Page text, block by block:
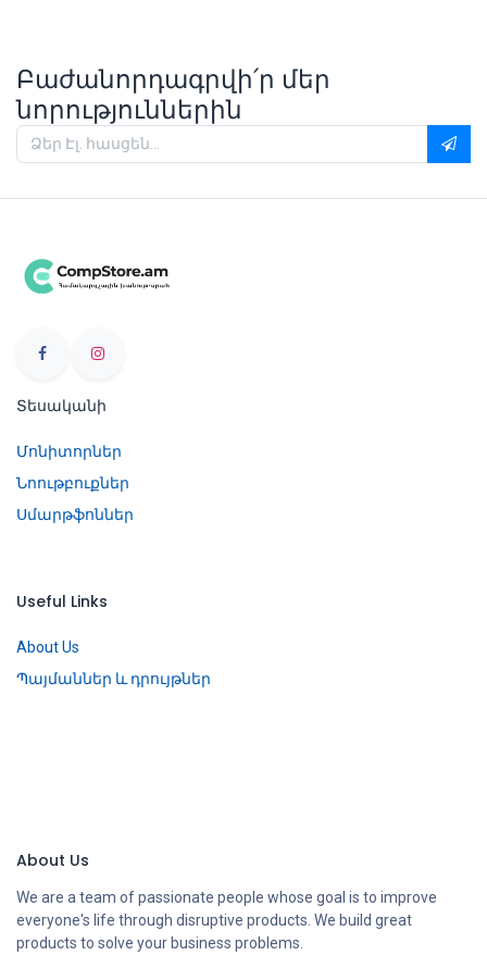
Բաժանորդագրվի՛ր մեր
նորություններին
Տեսականի
Մոնիտորներ
Նոութբուքներ
Սմարթֆոններ
Useful Links
About Us
Պայմաններ և դրույթներ
About Us
We are a team of passionate people whose goal is to improve
everyone's life through disruptive products. We build great
products to solve your business problems.